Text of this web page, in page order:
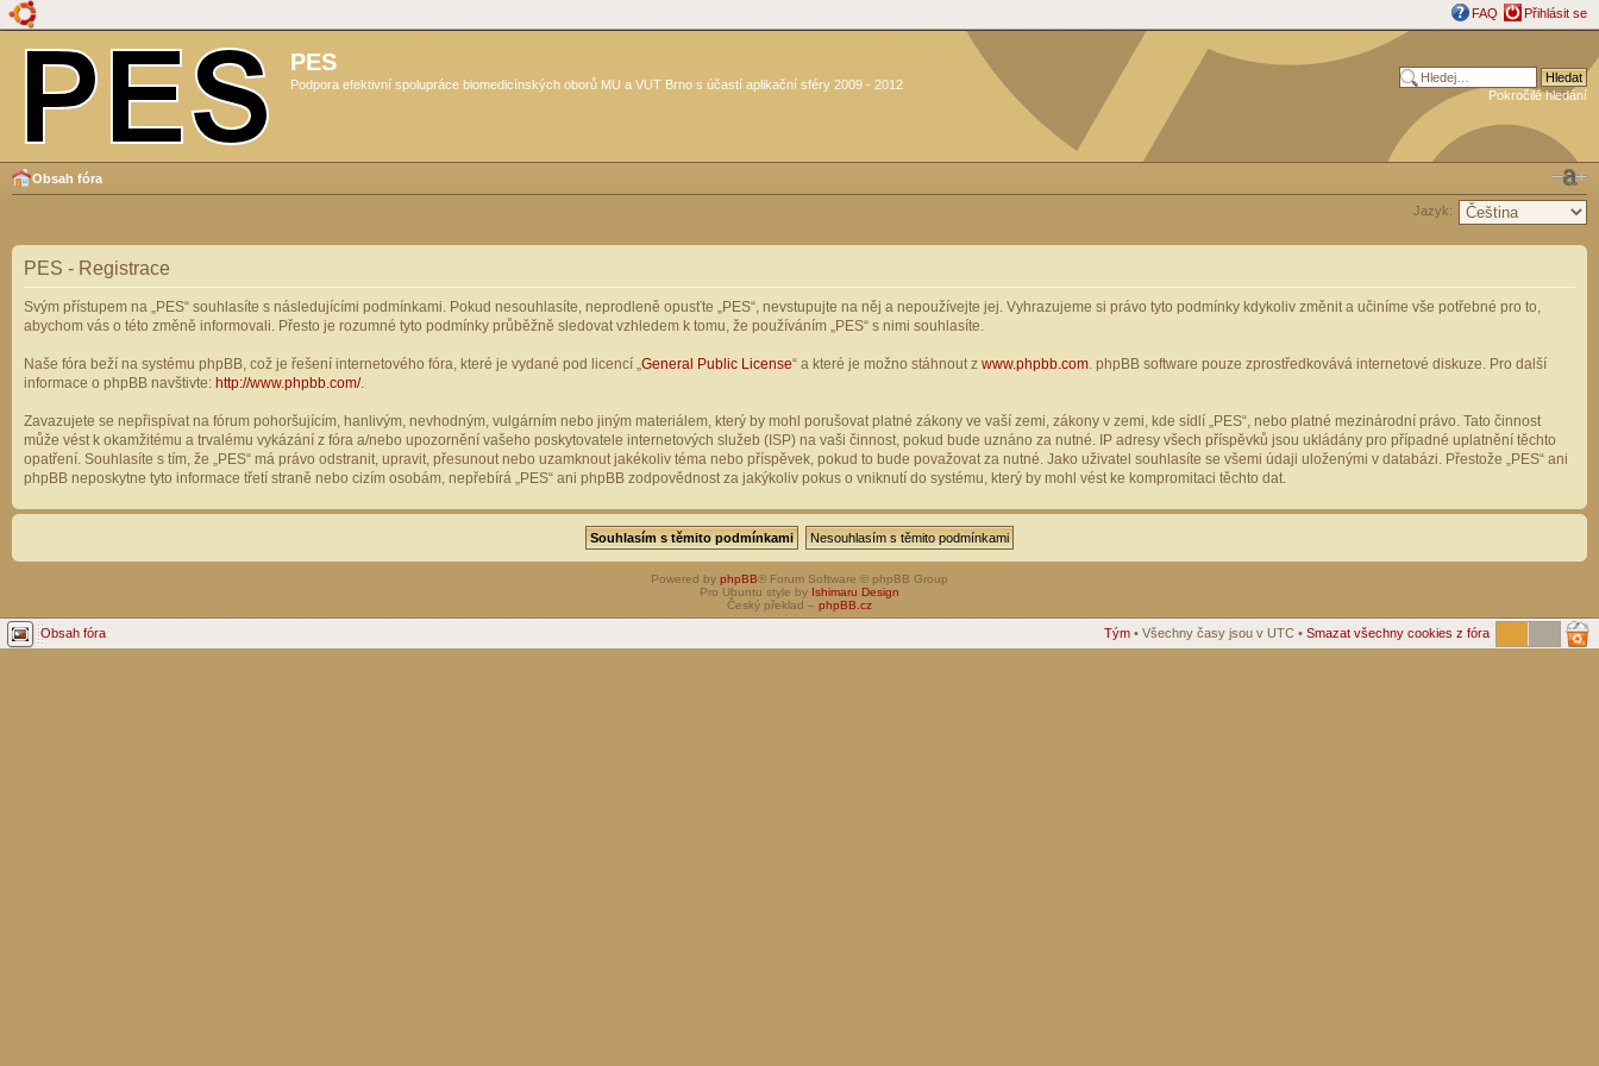
FAQ Přihlásit se
PES
Podpora efektivní spolupráce biomedicínských oborů MU a VUT Brno s účastí aplikační sféry 2009 - 2012
Pokročilé hledání
Obsah fóra
Jazyk:
PES - Registrace
Svým přístupem na „PES“ souhlasíte s následujícími podmínkami. Pokud nesouhlasíte, neprodleně opusťte „PES“, nevstupujte na něj a nepoužívejte jej. Vyhrazujeme si právo tyto podmínky kdykoliv změnit a učiníme vše potřebné pro to,
abychom vás o této změně informovali. Přesto je rozumné tyto podmínky průběžně sledovat vzhledem k tomu, že používáním „PES“ s nimi souhlasíte.
Naše fóra beží na systému phpBB, což je řešení internetového fóra, které je vydané pod licencí „ General Public License“ a které je možno stáhnout z www.phpbb.com . phpBB software pouze zprostředkovává internetové diskuze. Pro další
informace o phpBB navštivte: http://www.phpbb.com/.
Zavazujete se nepřispívat na fórum pohoršujícím, hanlivým, nevhodným, vulgárním nebo jiným materiálem, který by mohl porušovat platné zákony ve vaší zemi, zákony v zemi, kde sídlí „PES“, nebo platné mezinárodní právo. Tato činnost
může vést k okamžitému a trvalému vykázání z fóra a/nebo upozornění vašeho poskytovatele internetových služeb (ISP) na vaši činnost, pokud bude uznáno za nutné. IP adresy všech příspěvků jsou ukládány pro případné uplatnění těchto
opatření. Souhlasíte s tím, že „PES“ má právo odstranit, upravit, přesunout nebo uzamknout jakékoliv téma nebo příspěvek, pokud to bude považovat za nutné. Jako uživatel souhlasíte se všemi údaji uloženými v databázi. Přestože „PES“ ani
phpBB neposkytne tyto informace třetí straně nebo cizím osobám, nepřebírá „PES“ ani phpBB zodpovědnost za jakýkoliv pokus o vniknutí do systému, který by mohl vést ke kompromitaci těchto dat.
Powered by phpBB® Forum Software © phpBB Group
Pro Ubuntu style by Ishimaru Design
Český překlad – phpBB.cz
Obsah fóra Tým • Všechny časy jsou v UTC • Smazat všechny cookies z fóra